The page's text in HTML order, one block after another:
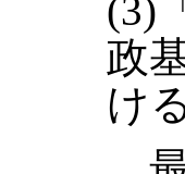
(3)
政
け